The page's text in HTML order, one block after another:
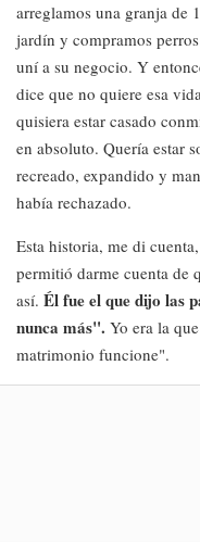
arreglamos una granja de
jardín y compramos
uní a su negocio. Y
dice que no quiere esa
quisiera estar casado
en absoluto. Quería estar
recreado, expandido y
había rechazado.
Esta historia, me di
permitió darme cuenta de
así. Él fue el que dijo las
nunca más". Yo era la
matrimonio funcione".